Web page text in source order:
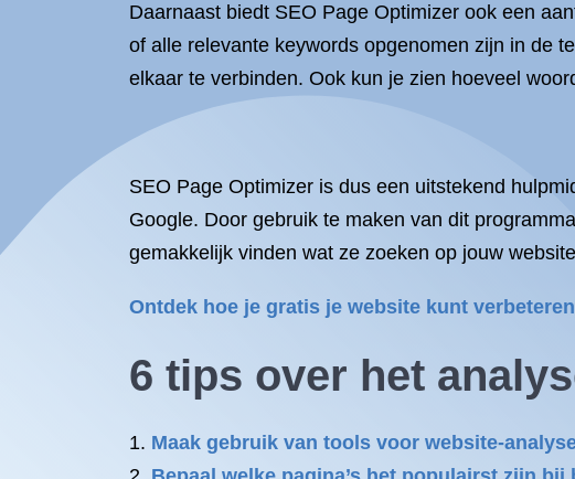
Daarnaast biedt SEO Page Optimizer ook een
of alle relevante keywords opgenomen zijn in de
elkaar te verbinden. Ook kun je zien hoeveel
SEO Page Optimizer is dus een uitstekend
Google. Door gebruik te maken van dit
gemakkelijk vinden wat ze zoeken op jouw
Ontdek hoe je gratis je website kunt
6 tips over het
Maak gebruik van tools voor website-